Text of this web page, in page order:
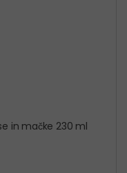
in mačke 230 ml